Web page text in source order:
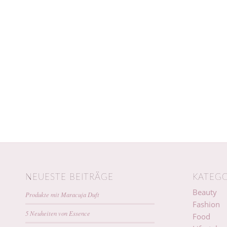
NEUESTE BEITRÄGE
Produkte mit Maracuja Duft
5 Neuheiten von Essence
Beauty
Fashion
Food